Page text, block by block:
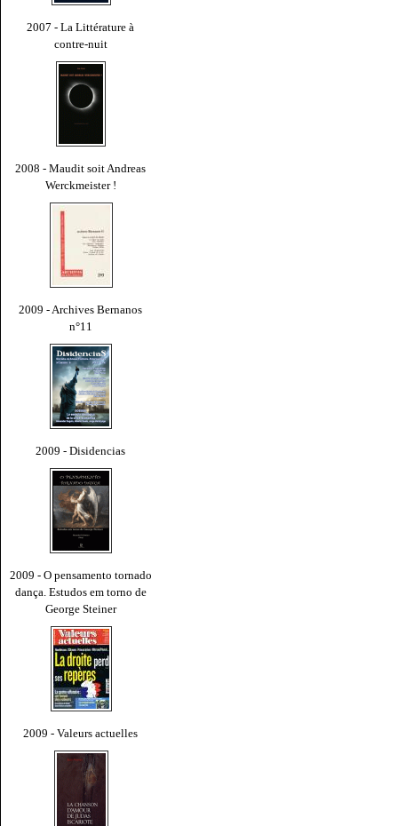
2007 - La Littérature à
contre-nuit
2008 - Maudit soit Andreas
Werckmeister !
2009 - Archives Bernanos
n°11
2009 - Disidencias
2009 - O pensamento tornado
dança. Estudos em torno de
George Steiner
2009 - Valeurs actuelles